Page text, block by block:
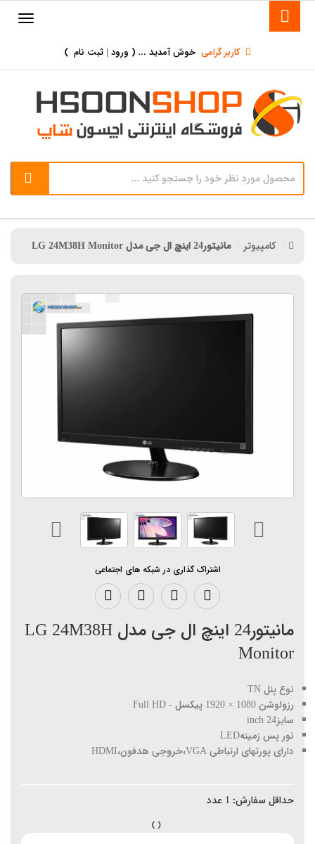
کاربر گرامی خوش آمدید ... ( ورود | ثبت نام )
کامپیوتر مانیتور24 اینچ ال جی مدل LG 24M38H Monitor
اشتراک گذاری در شبکه های اجتماعی
مانیتور24 اینچ ال جی مدل LG 24M38H
Monitor
نوع پنل TN
رزولوشن 1080 × 1920 پیکسل - Full HD
سایز24 inch
نور پس زمینهLED
دارای پورتهای ارتباطی VGA،خروجی هدفون،HDMI
حداقل سفارش: 1 عدد